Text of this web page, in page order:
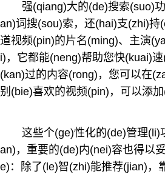
强(qiang)大的(de)搜索(suo)
an)词搜(sou)索，还(hai)支(zhi)
道视频(pin)的片名(ming)、主演
i)，它都能(neng)帮助您快(kuai)
(kan)过的内容(rong)，您可以在
别(bie)喜欢的视频(pin)，可以添
这些个(ge)性化的(de)管理
an)，重要的(de)内(nei)容也得以
e)：除了(le)智(zhi)能推荐(jian)，